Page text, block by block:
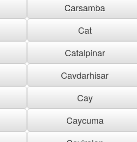
Carsamba
Cat
Catalpinar
Cavdarhisar
Cay
Caycuma